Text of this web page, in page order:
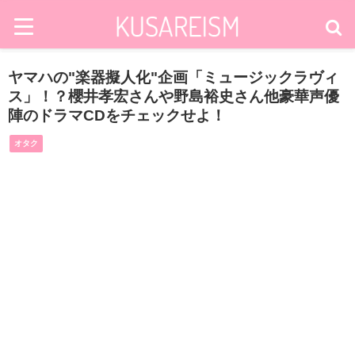
ヤマハの"楽器擬人化"企画「ミュージックラヴィ
ス」！？櫻井孝宏さんや野島裕史さん他豪華声優
陣のドラマCDをチェックせよ！
オタク